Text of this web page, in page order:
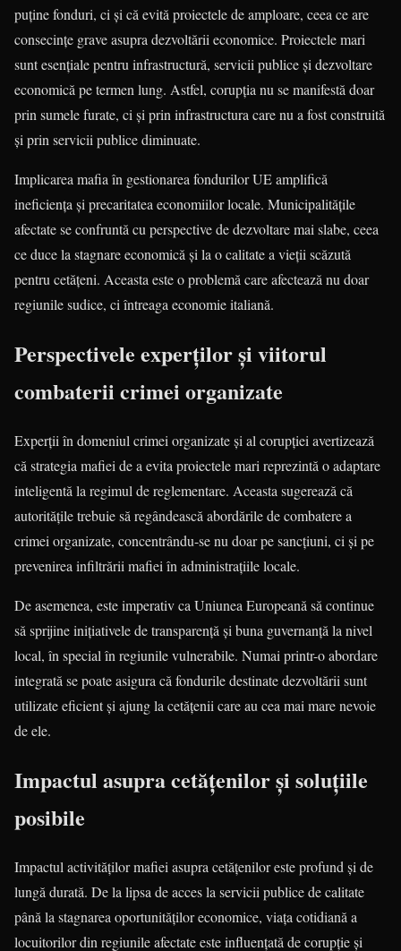
puține fonduri, ci și că evită proiectele de amploare, ceea ce are
consecințe grave asupra dezvoltării economice. Proiectele mari
sunt esențiale pentru infrastructură, servicii publice și dezvoltare
economică pe termen lung. Astfel, corupția nu se manifestă doar
prin sumele furate, ci și prin infrastructura care nu a fost construită
și prin servicii publice diminuate.
Implicarea mafia în gestionarea fondurilor UE amplifică
ineficiența și precaritatea economiilor locale. Municipalitățile
afectate se confruntă cu perspective de dezvoltare mai slabe, ceea
ce duce la stagnare economică și la o calitate a vieții scăzută
pentru cetățeni. Aceasta este o problemă care afectează nu doar
regiunile sudice, ci întreaga economie italiană.
Perspectivele experților și viitorul
combaterii crimei organizate
Experții în domeniul crimei organizate și al corupției avertizează
că strategia mafiei de a evita proiectele mari reprezintă o adaptare
inteligentă la regimul de reglementare. Aceasta sugerează că
autoritățile trebuie să regândească abordările de combatere a
crimei organizate, concentrându-se nu doar pe sancțiuni, ci și pe
prevenirea infiltrării mafiei în administrațiile locale.
De asemenea, este imperativ ca Uniunea Europeană să continue
să sprijine inițiativele de transparență și buna guvernanță la nivel
local, în special în regiunile vulnerabile. Numai printr-o abordare
integrată se poate asigura că fondurile destinate dezvoltării sunt
utilizate eficient și ajung la cetățenii care au cea mai mare nevoie
de ele.
Impactul asupra cetățenilor și soluțiile
posibile
Impactul activităților mafiei asupra cetățenilor este profund și de
lungă durată. De la lipsa de acces la servicii publice de calitate
până la stagnarea oportunităților economice, viața cotidiană a
locuitorilor din regiunile afectate este influențată de corupție și